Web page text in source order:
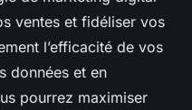
ventes et fidéliser vos
l’efficacité de vos
données et en
pourrez maximiser